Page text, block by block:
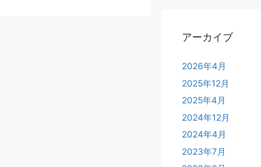
アーカイブ
2026年4月
2025年12月
2025年4月
2024年12月
2024年4月
2023年7月